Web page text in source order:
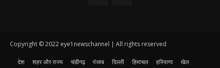
Copyright © 2022 eye1newschannel | All rights reserved
देश शहर और राज्य चंडीगढ़ पंजाब दिल्ली हिमाचल हरियाणा
खेल